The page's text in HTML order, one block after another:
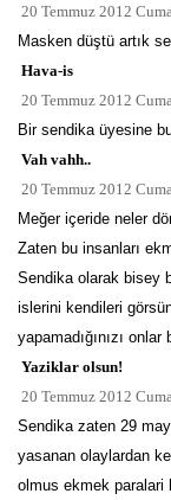
20 Temmuz 2012
Masken düştü artık
Hava-is
20 Temmuz 2012
Bir sendika üyesine
Vah vahh..
20 Temmuz 2012
Meğer içeride neler
Zaten bu insanları
Sendika olarak bisey
islerini kendileri
yapamadığınızı
Yaziklar olsun!
20 Temmuz 2012
Sendika zaten 29
yasanan olaylardan
olmus ekmek paralari